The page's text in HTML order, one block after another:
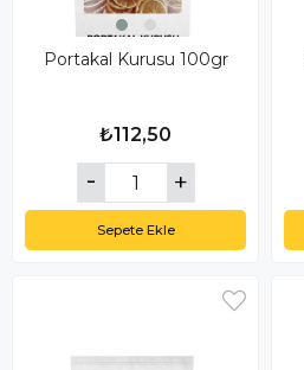
Portakal Kurusu 100gr
₺112,50
Sepete Ekle